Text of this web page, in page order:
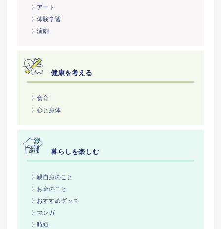
〉アート
〉体験学習
〉演劇
健康を考える
〉食育
〉心と身体
暮らしを楽しむ
〉親自身のこと
〉お金のこと
〉おすすめグッズ
〉マンガ
〉時短